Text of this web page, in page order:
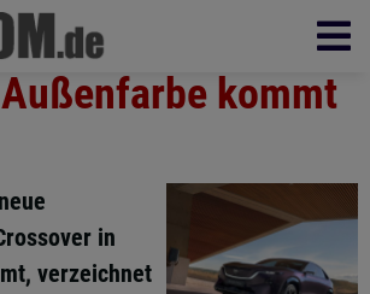
kommt
in
verzeichnet